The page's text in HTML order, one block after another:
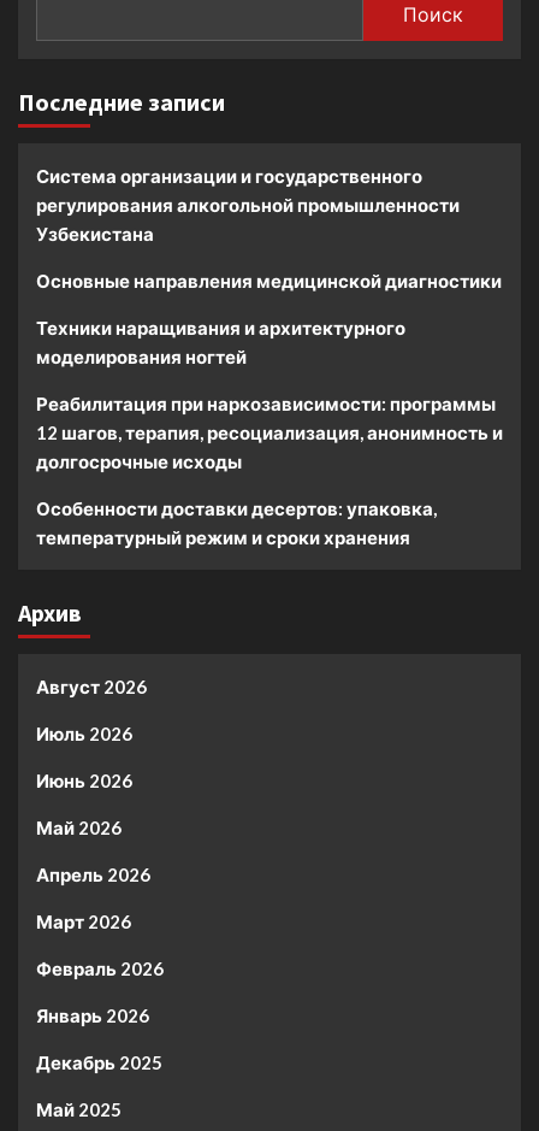
Поиск
Последние записи
Система организации и государственного
регулирования алкогольной промышленности
Узбекистана
Основные направления медицинской диагностики
Техники наращивания и архитектурного
моделирования ногтей
Реабилитация при наркозависимости: программы
12 шагов, терапия, ресоциализация, анонимность и
долгосрочные исходы
Особенности доставки десертов: упаковка,
температурный режим и сроки хранения
Архив
Август 2026
Июль 2026
Июнь 2026
Май 2026
Апрель 2026
Март 2026
Февраль 2026
Январь 2026
Декабрь 2025
Май 2025